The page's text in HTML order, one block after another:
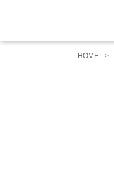
HOME